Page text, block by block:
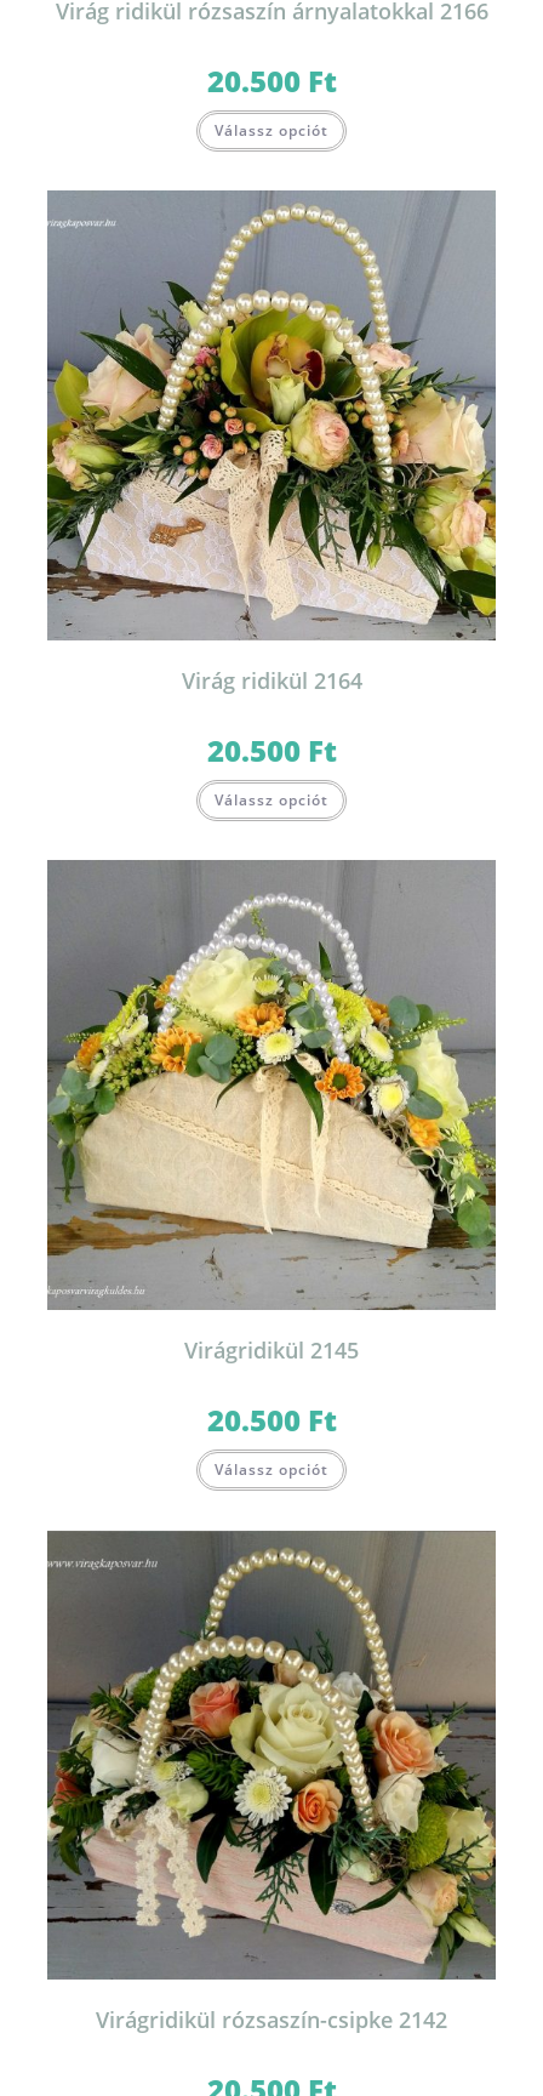
Virág ridikül rózsaszín árnyalatokkal 2166
20.500 Ft
Válassz opciót
Virág ridikül 2164
20.500 Ft
Válassz opciót
Virágridikül 2145
20.500 Ft
Válassz opciót
Virágridikül rózsaszín-csipke 2142